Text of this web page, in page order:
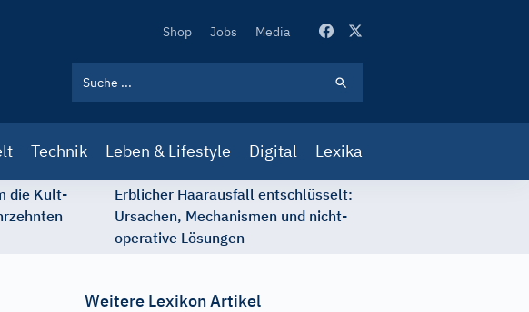
Secondary
Shop Jobs Media
Technik Leben & Lifestyle Digital Lexika
die Kult-
Erblicher Haarausfall entschlüsselt:
Ursachen, Mechanismen und nicht-
operative Lösungen
Weitere Lexikon Artikel